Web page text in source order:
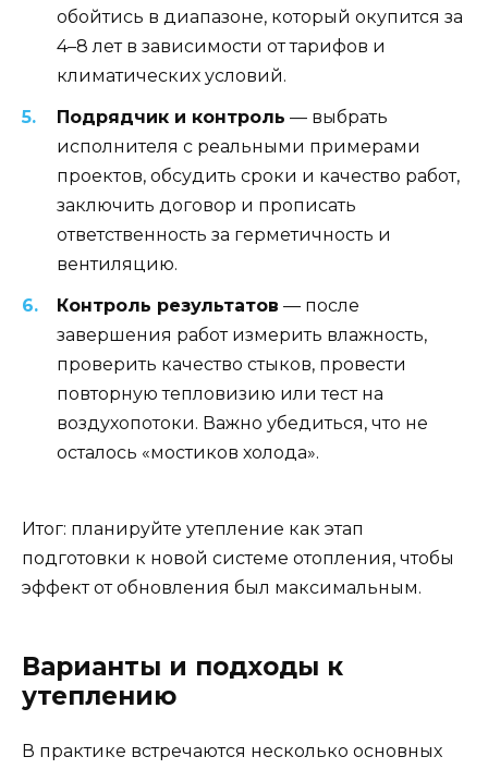
обойтись в диапазоне, который окупится за
4–8 лет в зависимости от тарифов и
климатических условий.
Подрядчик и контроль — выбрать
исполнителя с реальными примерами
проектов, обсудить сроки и качество работ,
заключить договор и прописать
ответственность за герметичность и
вентиляцию.
Контроль результатов — после
завершения работ измерить влажность,
проверить качество стыков, провести
повторную тепловизию или тест на
воздухопотоки. Важно убедиться, что не
осталось «мостиков холода».
Итог: планируйте утепление как этап
подготовки к новой системе отопления, чтобы
эффект от обновления был максимальным.
Варианты и подходы к
утеплению
В практике встречаются несколько основных